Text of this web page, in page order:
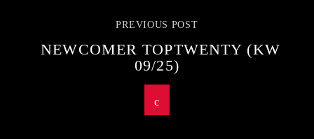
PREVIOUS POST
NEWCOMER TOPTWENTY (KW
09/25)